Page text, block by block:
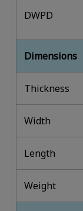
DWPD
Dimensions
Thickness
Width
Length
Weight